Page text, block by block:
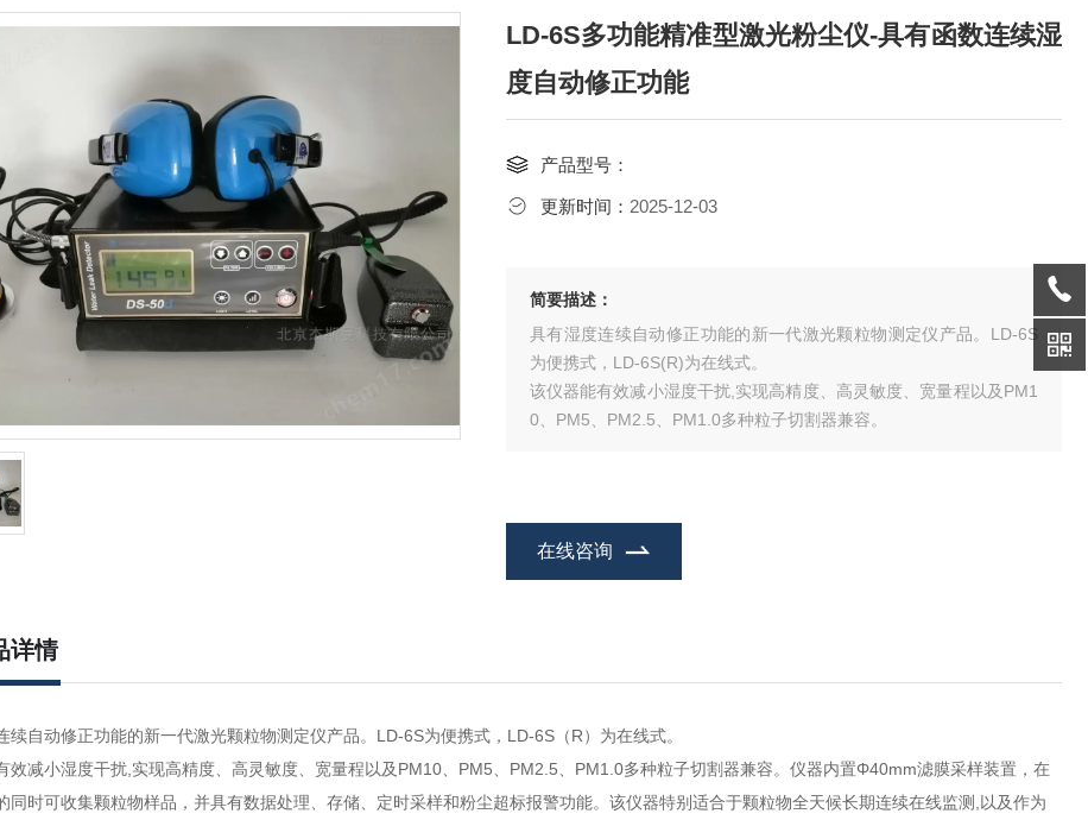
LD-6S多功能精准型激光粉尘仪-具有函数连续湿
度自动修正功能
产品型号：
更新时间： 2025-12-03
简要描述：
具有湿度连续自动修正功能的新一代激光颗粒物测定仪产品。LD-6S
为便携式，LD-6S(R)为在线式。
该仪器能有效减小湿度干扰,实现高精度、高灵敏度、宽量程以及PM1
0、PM5、PM2.5、PM1.0多种粒子切割器兼容。
在线咨询
详情
续自动修正功能的新一代激光颗粒物测定仪产品。LD-6S为便携式，LD-6S（R）为在线式。
效减小湿度干扰,实现高精度、高灵敏度、宽量程以及PM10、PM5、PM2.5、PM1.0多种粒子切割器兼容。仪器内置Φ40mm滤膜采样装置，在
同时可收集颗粒物样品，并具有数据处理、存储、定时采样和粉尘超标报警功能。该仪器特别适合于颗粒物全天候长期连续在线监测,以及作为